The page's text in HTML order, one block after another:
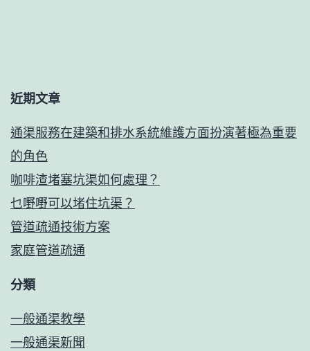
近期文章
通渠服務在建築和排水系統維護方面扮演著極為重要
的角色
咖啡渣堵塞坑渠如何處理？
乜嘢嘢可以堵住坑渠？
管道疏通技術方案
家庭管道疏通
分類
一般通渠教學
一般通渠新聞